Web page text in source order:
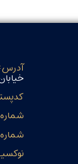
آدرس:
خیابان کیش